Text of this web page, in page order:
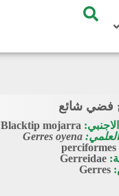
فضي شائع
Blacktip mojarra
Gerres oyena
perciformes
Gerreidae
Gerres